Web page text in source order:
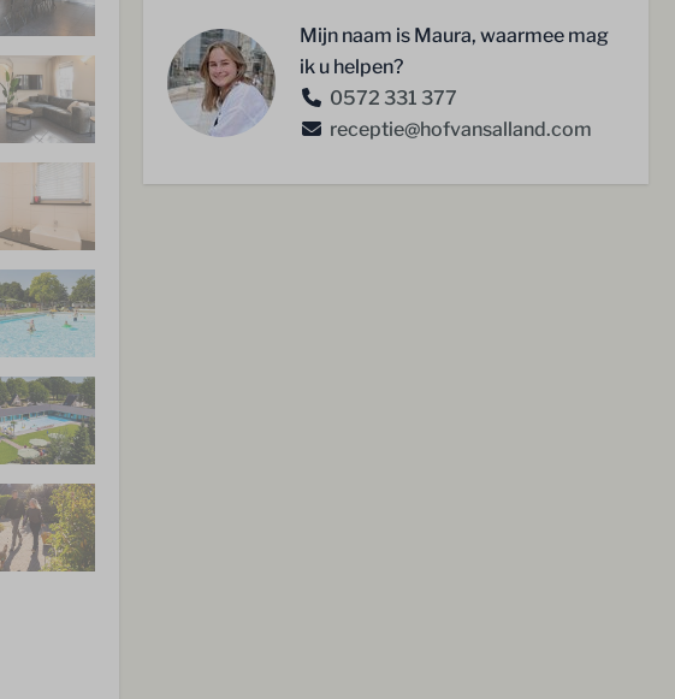
Mijn naam is Maura, waarmee mag
ik u helpen?
0572 331 377
receptie@hofvansalland.com